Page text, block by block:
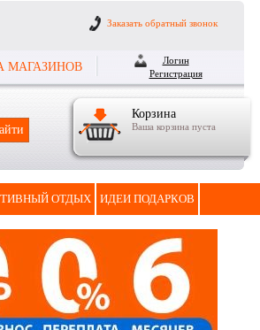
Заказать обратный звонок
МАГАЗИНОВ
Логин
Регистрация
Корзина
Ваша корзина пуста
ОТДЫХ ИДЕИ ПОДАРКОВ